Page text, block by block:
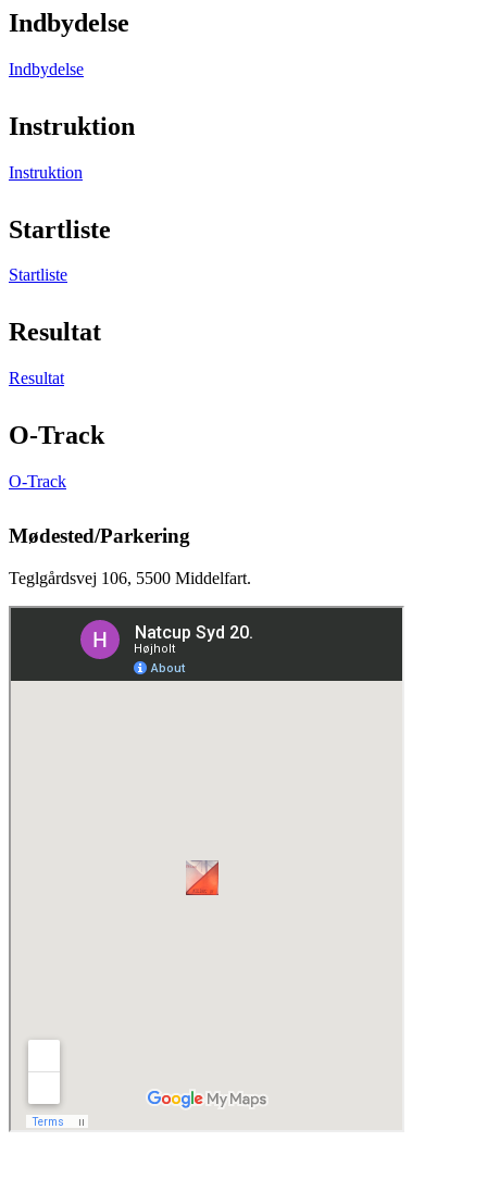
Indbydelse
Indbydelse
Instruktion
Instruktion
Startliste
Startliste
Resultat
Resultat
O-Track
O-Track
Mødested/Parkering
Teglgårdsvej 106, 5500 Middelfart.